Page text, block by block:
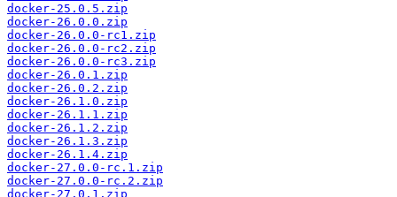
docker-25.0.5.zip
docker-26.0.0.zip
docker-26.0.0-rc1.zip
docker-26.0.0-rc2.zip
docker-26.0.0-rc3.zip
docker-26.0.1.zip
docker-26.0.2.zip
docker-26.1.0.zip
docker-26.1.1.zip
docker-26.1.2.zip
docker-26.1.3.zip
docker-26.1.4.zip
docker-27.0.0-rc.1.zip
docker-27.0.0-rc.2.zip
docker-27.0.1.zip